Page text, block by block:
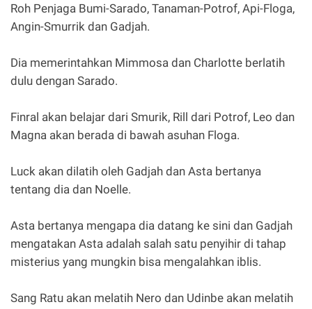
Roh Penjaga Bumi-Sarado, Tanaman-Potrof, Api-Floga,
Angin-Smurrik dan Gadjah.
Dia memerintahkan Mimmosa dan Charlotte berlatih
dulu dengan Sarado.
Finral akan belajar dari Smurik, Rill dari Potrof, Leo dan
Magna akan berada di bawah asuhan Floga.
Luck akan dilatih oleh Gadjah dan Asta bertanya
tentang dia dan Noelle.
Asta bertanya mengapa dia datang ke sini dan Gadjah
mengatakan Asta adalah salah satu penyihir di tahap
misterius yang mungkin bisa mengalahkan iblis.
Sang Ratu akan melatih Nero dan Udinbe akan melatih